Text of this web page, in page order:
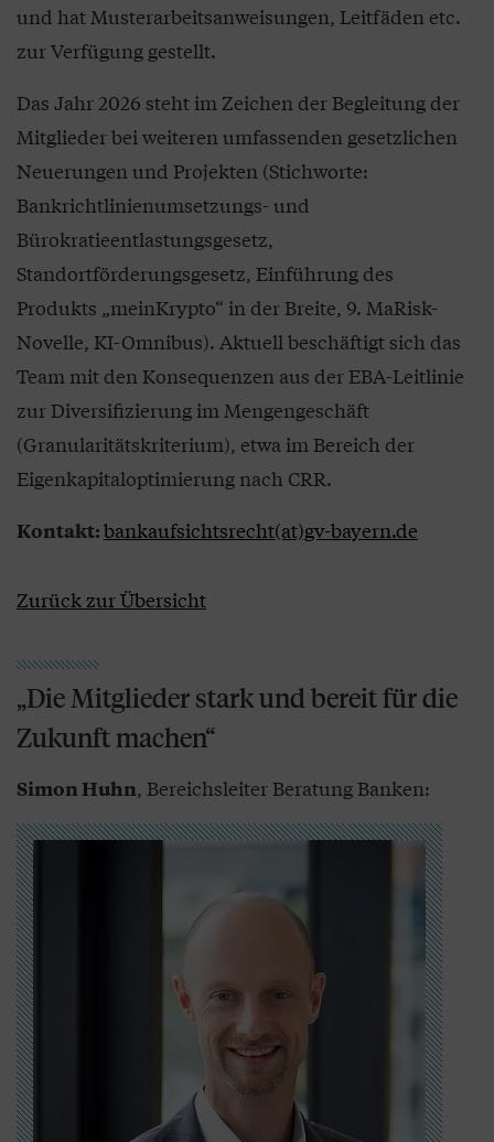
und hat Musterarbeitsanweisungen, Leitfäden etc.
zur Verfügung gestellt.
Das Jahr 2026 steht im Zeichen der Begleitung der
Mitglieder bei weiteren umfassenden gesetzlichen
Neuerungen und Projekten (Stichworte:
Bankrichtlinienumsetzungs- und
Bürokratieentlastungsgesetz,
Standortförderungsgesetz, Einführung des
Produkts „meinKrypto“ in der Breite, 9. MaRisk-
Novelle, KI-Omnibus). Aktuell beschäftigt sich das
Team mit den Konsequenzen aus der EBA-Leitlinie
zur Diversifizierung im Mengengeschäft
(Granularitätskriterium), etwa im Bereich der
Eigenkapitaloptimierung nach CRR.
Kontakt:bankaufsichtsrecht(at)gv-bayern.de
Zurück zur Übersicht
„Die Mitglieder stark und bereit für die
Zukunft machen“
Simon Huhn, Bereichsleiter Beratung Banken: